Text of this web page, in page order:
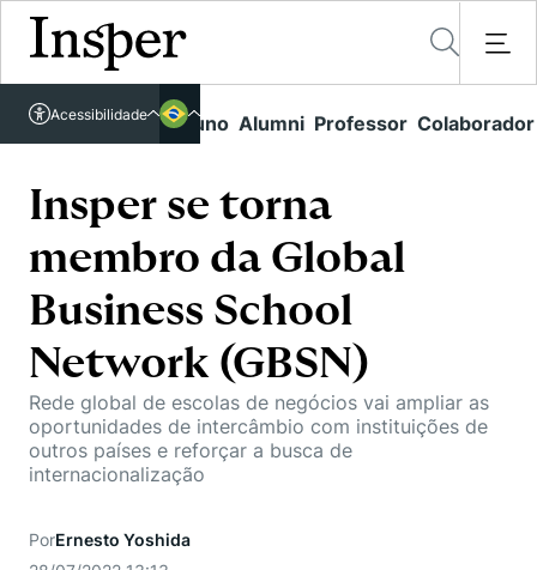
Links rápidos Aluno Alumni Professor Colaborador
Acessibilidade
Acessível em libras
Vestibular
Graduação
Pós-Graduação
Educação Executiva
Busca por Áreas de Conhecimento
Quem Somos
O Insper
Campus
Internacional
Student Life
Núcleo de Carreiras
Women in Action
Comunidade Transforme
Missão
Projetos Sociais
Lista de doadores
Pesquisa
Pesquisa no Insper
Centros de Conhecimento
Cátedras
Conteúdos
Carreiras e Cursos
Eventos
Newsletters
Unidades Acadêmicas
Engenharia e Ciência da Computação
Fale Conosco
Insper se torna
membro da Global
Business School
Network (GBSN)
Rede global de escolas de negócios vai ampliar as
oportunidades de intercâmbio com instituições de
outros países e reforçar a busca de
internacionalização
PorErnesto Yoshida